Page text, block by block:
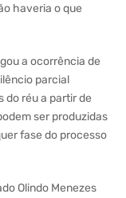
haveria o que
a ocorrência de
parcial
do réu a partir de
ser produzidas
fase do processo
Olindo Menezes